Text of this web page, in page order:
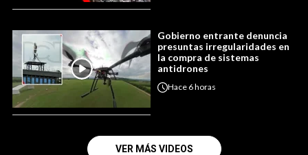
Gobierno entrante denuncia
presuntas irregularidades en
la compra de sistemas
antidrones
Hace 6 horas
VER MÁS VIDEOS